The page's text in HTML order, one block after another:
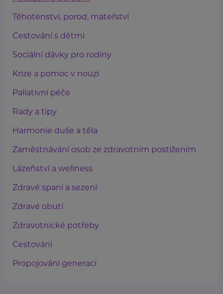
Těhotenství, porod, mateřství
Cestování s dětmi
Sociální dávky pro rodiny
Krize a pomoc v nouzi
Paliativní péče
Rady a tipy
Harmonie duše a těla
Zaměstnávání osob ze zdravotním postižením
Lázeňství a wellness
Zdravé spaní a sezení
Zdravé obutí
Zdravotnické potřeby
Cestování
Propojování generací